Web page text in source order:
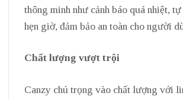
thông minh như cảnh báo quá nhiệt,
hẹn giờ, đảm bảo an toàn cho người
Chất lượng vượt trội
Canzy chú trọng vào chất lượng với